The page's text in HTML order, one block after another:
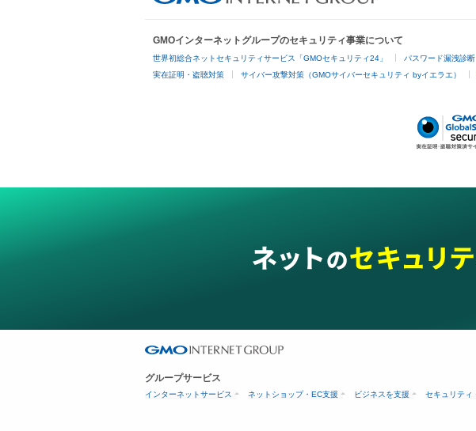
GMOインターネットグループのセキュリティ事業について
世界初総合ネットセキュリティサービス「GMOセキュリティ24」 パスワード漏洩診断
実在証明・盗聴対策 サイバー攻撃対策（GMOサイバーセキュリティ byイエラエ）
グループサービス
インターネットサービス ネットショップ・EC支援 ビジネスを支援 セキュリティ